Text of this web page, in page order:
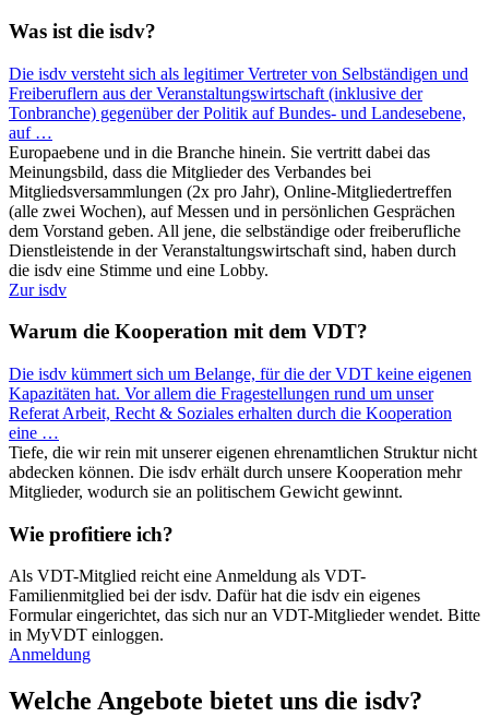
Was ist die isdv?
Die isdv versteht sich als legitimer Vertreter von Selbständigen und
Freiberuflern aus der Veranstaltungswirtschaft (inklusive der
Tonbranche) gegenüber der Politik auf Bundes- und Landesebene,
auf …
Europaebene und in die Branche hinein. Sie vertritt dabei das
Meinungsbild, dass die Mitglieder des Verbandes bei
Mitgliedsversammlungen (2x pro Jahr), Online-Mitgliedertreffen
(alle zwei Wochen), auf Messen und in persönlichen Gesprächen
dem Vorstand geben. All jene, die selbständige oder freiberufliche
Dienstleistende in der Veranstaltungswirtschaft sind, haben durch
die isdv eine Stimme und eine Lobby.
Zur isdv
Warum die Kooperation mit dem VDT?
Die isdv kümmert sich um Belange, für die der VDT keine eigenen
Kapazitäten hat. Vor allem die Fragestellungen rund um unser
Referat Arbeit, Recht & Soziales erhalten durch die Kooperation
eine …
Tiefe, die wir rein mit unserer eigenen ehrenamtlichen Struktur nicht
abdecken können. Die isdv erhält durch unsere Kooperation mehr
Mitglieder, wodurch sie an politischem Gewicht gewinnt.
Wie profitiere ich?
Als VDT-Mitglied reicht eine Anmeldung als VDT-
Familienmitglied bei der isdv. Dafür hat die isdv ein eigenes
Formular eingerichtet, das sich nur an VDT-Mitglieder wendet. Bitte
in MyVDT einloggen.
Anmeldung
Welche Angebote bietet uns die isdv?